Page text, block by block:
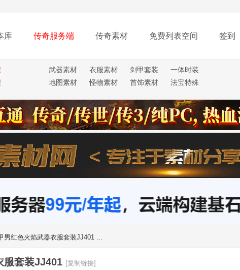
库 传奇服务端 传奇素材 免费列表空间 签到
武器素材 衣服素材 剑甲套装
一体时装
地图素材
怪物素材 首饰素材 法宝特殊
男红色火焰武器衣服套装JJ401 ...
服套装JJ401 [复制链接]